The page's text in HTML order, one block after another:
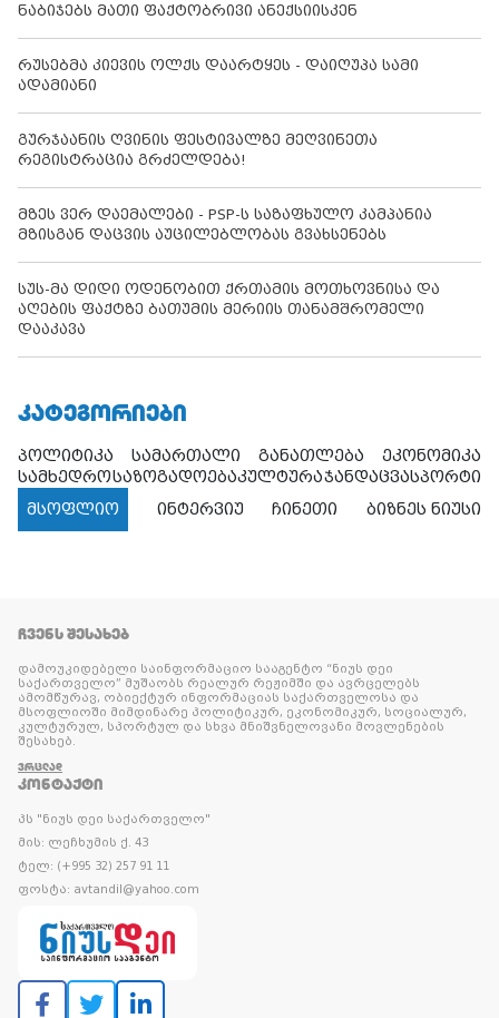
ნაბიჯებს მათი ფაქტობრივი ანექსიისკენ
რუსებმა კიევის ოლქს დაარტყეს - დაიღუპა სამი
ადამიანი
გურჯაანის ღვინის ფესტივალზე მეღვინეთა
რეგისტრაცია გრძელდება!
მზეს ვერ დაემალები - PSP-ს საზაფხულო კამპანია
მზისგან დაცვის აუცილებლობას გვახსენებს
სუს-მა დიდი ოდენობით ქრთამის მოთხოვნისა და
აღების ფაქტზე ბათუმის მერიის თანამშრომელი
დააკავა
ᲙᲐᲢᲔᲒᲝᲠᲘᲔᲑᲘ
პოლიტიკა სამართალი განათლება
ეკონომიკა
სამხედროსაზოგადოებაკულტურაჯანდაცვასპორტი
მსოფლიო
ინტერვიუ ჩინეთი ბიზნეს ნიუსი
ᲩᲕᲔᲜᲡ ᲨᲔᲡᲐᲮᲔᲑ
დამოუკიდებელი საინფორმაციო სააგენტო “ნიუს დეი
საქართველო” მუშაობს რეალურ რეჟიმში და ავრცელებს
ამომწურავ, ობიექტურ ინფორმაციას საქართველოსა და
მსოფლიოში მიმდინარე პოლიტიკურ, ეკონომიკურ, სოციალურ,
კულტურულ, სპორტულ და სხვა მნიშვნელოვანი მოვლენების
შესახებ.
ᲕᲠᲪᲚᲐᲓ
ᲙᲝᲜᲢᲐᲥᲢᲘ
პს "ნიუს დეი საქართველო"
მის: ლეჩხუმის ქ. 43
ტელ: (+995 32) 257 91 11
ფოსტა: avtandil@yahoo.com